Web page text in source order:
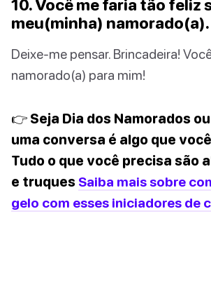
10. Você me faria tão feliz
meu(minha) namorado(a).
Deixe-me pensar. Brincadeira!
namorado(a) para mim!
👉 Seja Dia dos Namorados
uma conversa é algo que
Tudo o que você precisa são
e truques Saiba mais sobre
gelo com esses iniciadores de